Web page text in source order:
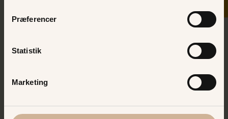
Præferencer
Statistik
Marketing